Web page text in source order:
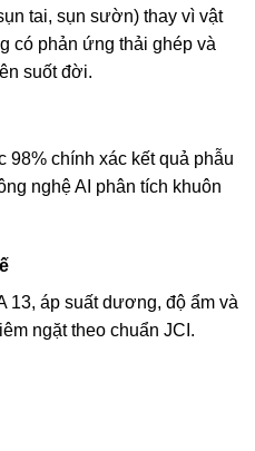
tai, sụn sườn) thay vì vật
có phản ứng thải ghép và
suốt đời.
98% chính xác kết quả phẫu
nghệ AI phân tích khuôn
13, áp suất dương, độ ẩm và
ngặt theo chuẩn JCI.